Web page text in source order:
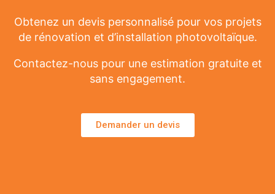
Obtenez un devis personnalisé pour vos projets
de rénovation et d’installation photovoltaïque.
Contactez-nous pour une estimation gratuite et
sans engagement.
Demander un devis